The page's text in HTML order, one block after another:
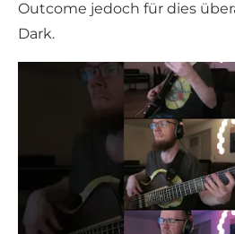
Outcome jedoch für dies
Dark.